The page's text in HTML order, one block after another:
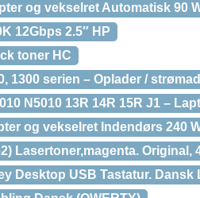
og vekselret Automatisk 90
12Gbps 2.5″ HP
toner HC
1300 serien – Oplader /
N5010 13R 14R 15R J1 –
og vekselret Indendørs 240
Lasertoner,magenta. Original,
Desktop USB Tastatur. Dansk